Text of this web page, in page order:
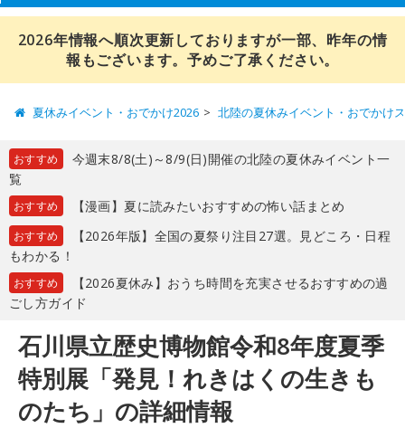
2026年情報へ順次更新しておりますが一部、昨年の情
報もございます。予めご了承ください。
夏休みイベント・おでかけ2026 北陸の夏休みイベント・おでかけ
おすすめ
今週末8/8(土)～8/9(日)開催の北陸の夏休みイベント一
覧
おすすめ 【漫画】夏に読みたいおすすめの怖い話まとめ
おすすめ
【2026年版】全国の夏祭り注目27選。見どころ・日程
もわかる！
おすすめ
【2026夏休み】おうち時間を充実させるおすすめの過
ごし方ガイド
石川県立歴史博物館令和8年度夏季
特別展「発見！れきはくの生きも
のたち」の詳細情報